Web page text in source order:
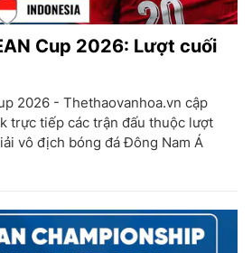
Cup 2026: Lượt cuối
2026 - Thethaovanhoa.vn cập
trực tiếp các trận đấu thuộc lượt
vô địch bóng đá Đông Nam Á